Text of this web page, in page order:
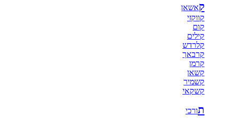
קאשאן
קווקזי
קום
קילים
קלרדש
קרבאך
קרמן
קשאן
קשמיר
קשקאי
תורכי